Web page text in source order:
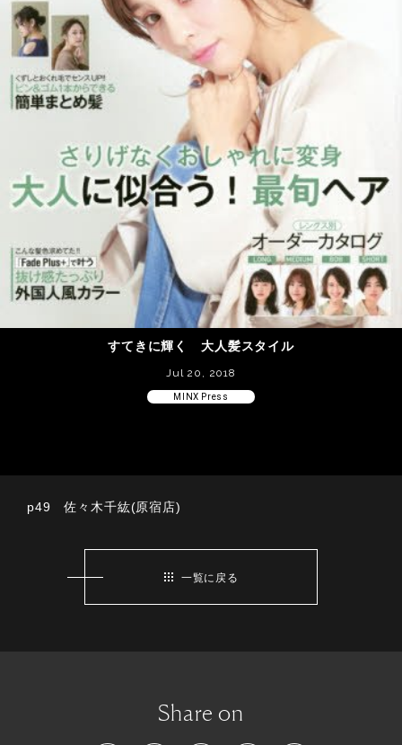
すてきに輝く 大人髪スタイル
Jul 20, 2018
MINX Press
p49 佐々木千紘(原宿店)
一覧に戻る
Share on